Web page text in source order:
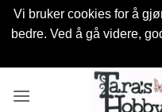
Vi bruker cookies for å
bedre. Ved å gå videre,